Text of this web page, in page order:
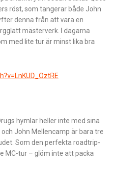
röst, som tangerar både John
denna från att vara en
mästerverk. I dagarna
med lite tur är minst lika bra
hymlar heller inte med sina
John Mellencamp är bara tre
Som den perfekta roadtrip-
MC-tur – glöm inte att packa